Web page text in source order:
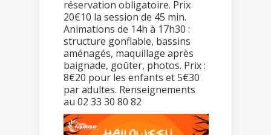
réservation obligatoire. Prix
20€10 la session de 45 min.
Animations de 14h à 17h30 :
structure gonflable, bassins
aménagés, maquillage après
baignade, goûter, photos. Prix :
8€20 pour les enfants et 5€30
par adultes. Renseignements
au 02 33 30 80 82